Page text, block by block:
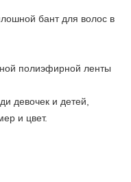
бант для волос в
полиэфирной ленты
девочек и детей,
и цвет.